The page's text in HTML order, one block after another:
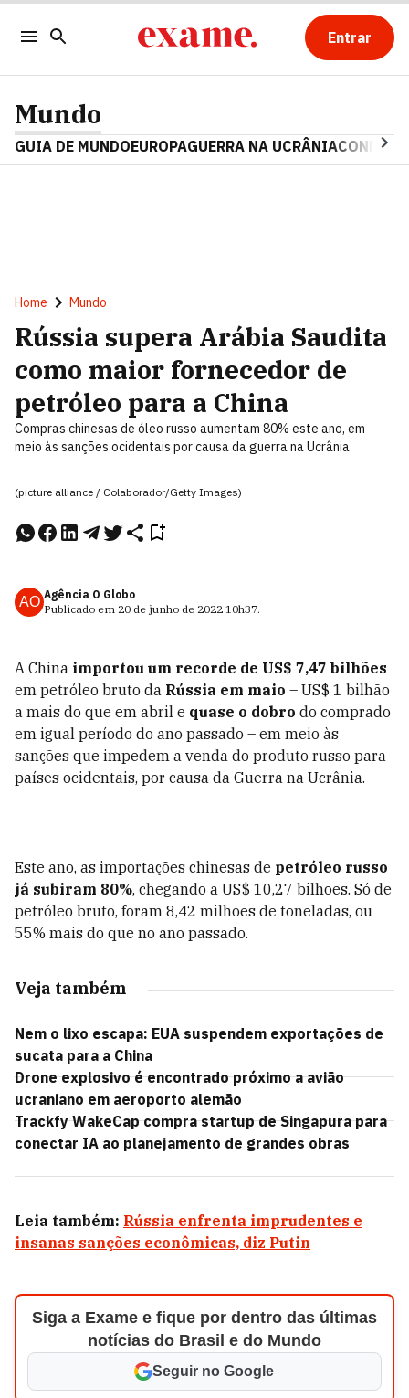
Entrar
Mundo
GUIA DE MUNDOEUROPAGUERRA NA UCRÂNIA
Home Mundo
Rússia supera Arábia Saudita
como maior fornecedor de
petróleo para a China
Compras chinesas de óleo russo aumentam 80% este ano, em
meio às sanções ocidentais por causa da guerra na Ucrânia
(picture alliance / Colaborador/Getty Images)
AO Agência O Globo
Publicado em 20 de junho de 2022 10h37.
A China importou um recorde de US$ 7,47 bilhões
em petróleo bruto da Rússia em maio – US$ 1 bilhão
a mais do que em abril e quase o dobro do comprado
em igual período do ano passado – em meio às
sanções que impedem a venda do produto russo para
países ocidentais, por causa da Guerra na Ucrânia.
Este ano, as importações chinesas de petróleo russo
já subiram 80%, chegando a US$ 10,27 bilhões. Só de
petróleo bruto, foram 8,42 milhões de toneladas, ou
55% mais do que no ano passado.
Veja também
Nem o lixo escapa: EUA suspendem exportações de
sucata para a China
Drone explosivo é encontrado próximo a avião
ucraniano em aeroporto alemão
Trackfy WakeCap compra startup de Singapura para
conectar IA ao planejamento de grandes obras
Leia também: Rússia enfrenta imprudentes e
insanas sanções econômicas, diz Putin
Siga a Exame e fique por dentro das últimas
notícias do Brasil e do Mundo
Seguir no Google